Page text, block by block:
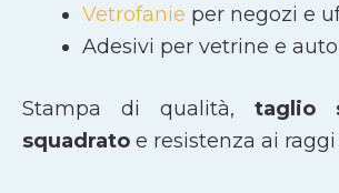
Vetrofanie per negozi e
Adesivi per vetrine e
Stampa di qualità, taglio
squadrato e resistenza ai raggi